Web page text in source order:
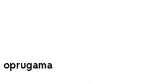
oprugama